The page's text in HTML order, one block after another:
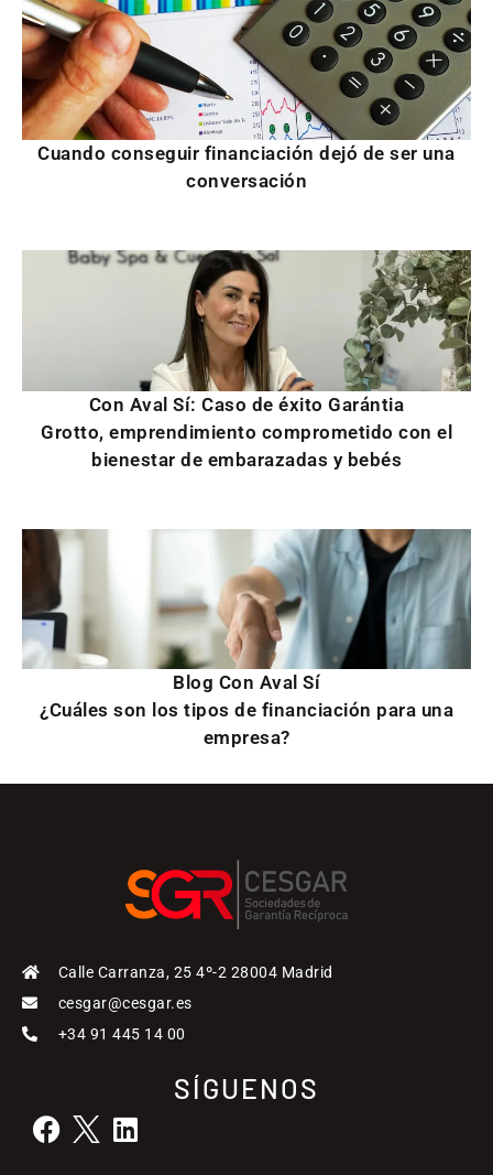
Cuando conseguir financiación dejó de ser una
conversación
Con Aval Sí: Caso de éxito Garántia
Grotto, emprendimiento comprometido con el
bienestar de embarazadas y bebés
Blog Con Aval Sí
¿Cuáles son los tipos de financiación para una
empresa?
Calle Carranza, 25 4º-2 28004 Madrid
cesgar@cesgar.es
+34 91 445 14 00
SÍGUENOS